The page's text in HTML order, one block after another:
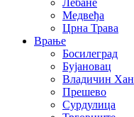
Лебане
Медвеђа
Црна Трава
Врање
Босилеград
Бујановац
Владичин Хан
Прешево
Сурдулица